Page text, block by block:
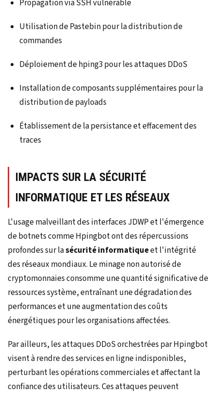
Propagation via SSH vulnérable
Utilisation de Pastebin pour la distribution de
commandes
Déploiement de hping3 pour les attaques DDoS
Installation de composants supplémentaires pour la
distribution de payloads
Établissement de la persistance et effacement des
traces
IMPACTS SUR LA SÉCURITÉ
INFORMATIQUE ET LES RÉSEAUX
L'usage malveillant des interfaces JDWP et l'émergence
de botnets comme Hpingbot ont des répercussions
profondes sur lasécurité informatiqueet l'intégrité
des réseaux mondiaux. Le minage non autorisé de
cryptomonnaies consomme une quantité significative de
ressources système, entraînant une dégradation des
performances et une augmentation des coûts
énergétiques pour les organisations affectées.
Par ailleurs, les attaques DDoS orchestrées par Hpingbot
visent à rendre des services en ligne indisponibles,
perturbant les opérations commerciales et affectant la
confiance des utilisateurs. Ces attaques peuvent